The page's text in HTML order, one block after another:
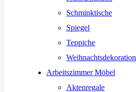
Schminktische
Spiegel
Teppiche
Weihnachtsdekoration
Arbeitszimmer Möbel
Aktenregale